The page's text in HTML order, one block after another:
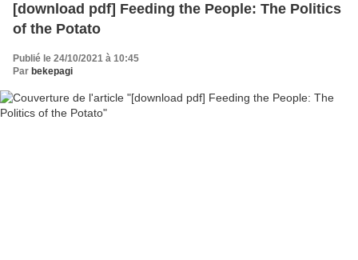
[download pdf] Feeding the People: The Politics
of the Potato
Publié le 24/10/2021 à 10:45
Par bekepagi